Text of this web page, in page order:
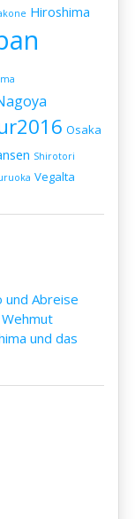
Hiroshima
Osaka
Shirotori
Vegalta
und Abreise
und das